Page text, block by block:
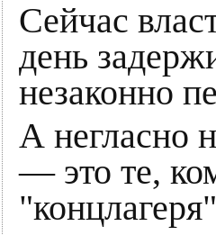
Сейчас
день
незаконно
А негласно
— это те,